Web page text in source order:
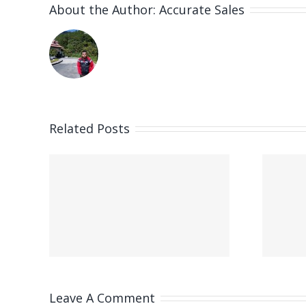
About the Author: Accurate Sales
Related Posts
Leave A Comment